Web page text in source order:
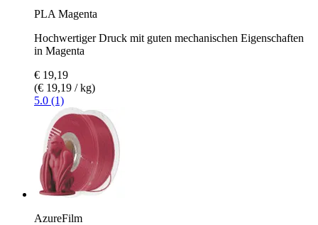
PLA Magenta
Hochwertiger Druck mit guten mechanischen Eigenschaften
in Magenta
€ 19,19
(€ 19,19 / kg)
5.0 (1)
AzureFilm